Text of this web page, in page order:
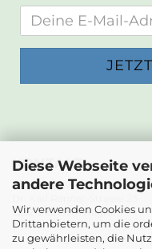
Diese Webseite
andere
Wir verwenden Cookies
Drittanbietern, um die
zu gewährleisten, die
KONTAKT
Die Papierwerkstatt
2232 Deutsch-Wagram
Email: